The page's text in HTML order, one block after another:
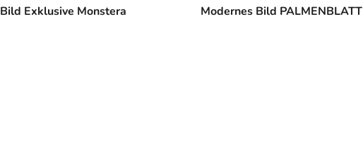
Bild Exklusive Monstera Modernes Bild PALMENBLATT